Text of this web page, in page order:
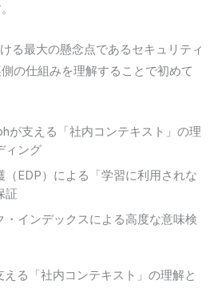
る最大の懸念点であるセキュリティ
の仕組みを理解することで初めて
が支える「社内コンテキスト」の理
ィング
（EDP）による「学習に利用されな
証
・インデックスによる高度な意味検
る「社内コンテキスト」の理解と